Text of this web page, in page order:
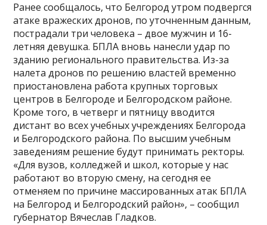
Ранее сообщалось, что Белгород утром подвергся
атаке вражеских дронов, по уточненным данным,
пострадали три человека – двое мужчин и 16-
летняя девушка. БПЛА вновь нанесли удар по
зданию регионального правительства. Из-за
налета дронов по решению властей временно
приостановлена работа крупных торговых
центров в Белгороде и Белгородском районе.
Кроме того, в четверг и пятницу вводится
дистант во всех учебных учреждениях Белгорода
и Белгородского района. По высшим учебным
заведениям решение будут принимать ректоры.
«Для вузов, колледжей и школ, которые у нас
работают во вторую смену, на сегодня ее
отменяем по причине массированных атак БПЛА
на Белгород и Белгородский район», – сообщил
губернатор Вячеслав Гладков.